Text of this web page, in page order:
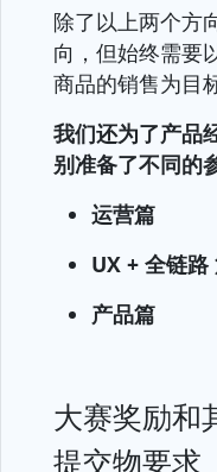
除了以上两个方
向，但始终需要
商品的销售为目标
我们还为了产品
别准备了不同的
运营篇
UX + 全链路
产品篇
大赛奖励和
提交物要求